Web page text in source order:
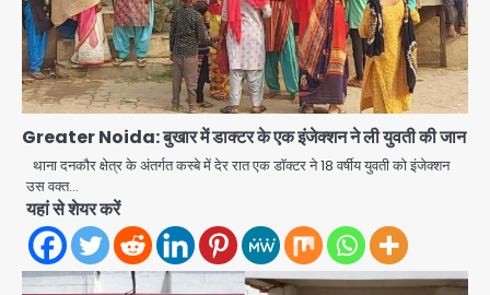
Greater Noida: बुखार में डाक्टर के एक इंजेक्शन ने ली युवती की जान
थाना दनकौर क्षेत्र के अंतर्गत कस्बे में देर रात एक डॉक्टर ने 18 वर्षीय युवती को इंजेक्शन
उस वक्त…
यहां से शेयर करें